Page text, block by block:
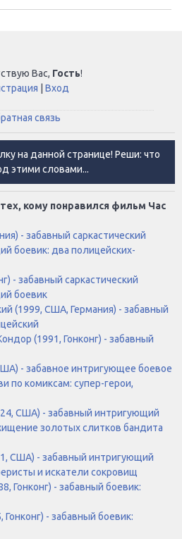
Вас, Гость!
Вход
связь
на данной странице! Реши: что
этими словами...
кому понравился фильм Чaс
- забавный саркастический
боевик: два полицейских-
- забавный саркастический
боевик
(1999, США, Германия) - забавный
(1991, Гонконг) - забавный
- забавное интригующее боевое
по комиксам: супер-герои,
США) - забавный интригующий
золотых слитков бандита
США) - забавный интригующий
и искатели сокровищ
Гонконг) - забавный боевик:
- забавный боевик: